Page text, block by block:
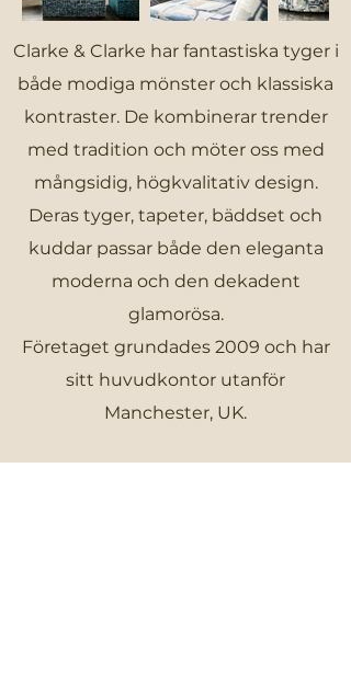
Clarke & Clarke har fantastiska tyger i
både modiga mönster och klassiska
kontraster. De kombinerar trender
med tradition och möter oss med
mångsidig, högkvalitativ design.
Deras tyger, tapeter, bäddset och
kuddar passar både den eleganta
moderna och den dekadent
glamorösa.
Företaget grundades 2009 och har
sitt huvudkontor utanför
Manchester, UK.